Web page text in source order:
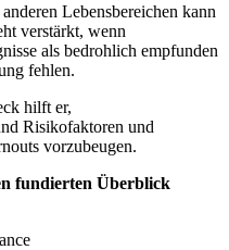
Lebensbereichen kann
verstärkt, wenn
als bedrohlich empfunden
fehlen.
hilft er,
Risikofaktoren und
vorzubeugen.
fundierten Überblick